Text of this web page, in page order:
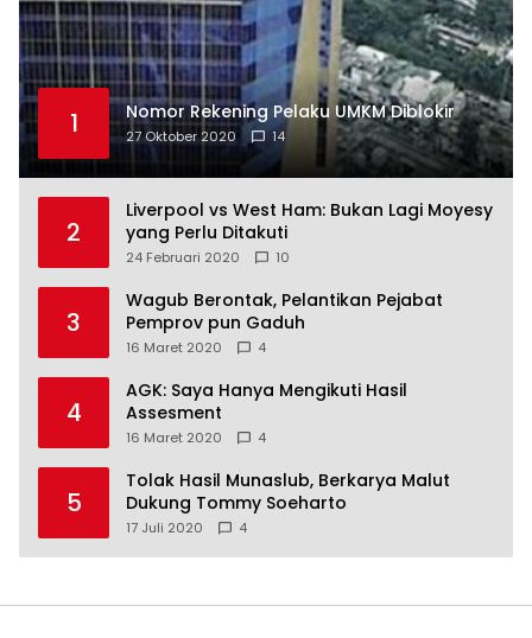
1 Nomor Rekening Pelaku UMKM Diblokir
27 Oktober 2020 14
2
Liverpool vs West Ham: Bukan Lagi Moyesy
yang Perlu Ditakuti
24 Februari 2020 10
3
Wagub Berontak, Pelantikan Pejabat
Pemprov pun Gaduh
16 Maret 2020 4
4
AGK: Saya Hanya Mengikuti Hasil
Assesment
16 Maret 2020 4
5
Tolak Hasil Munaslub, Berkarya Malut
Dukung Tommy Soeharto
17 Juli 2020 4